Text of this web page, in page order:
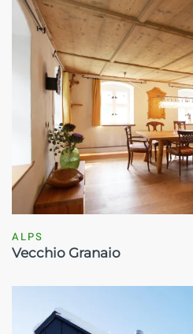
ALPS
Vecchio Granaio